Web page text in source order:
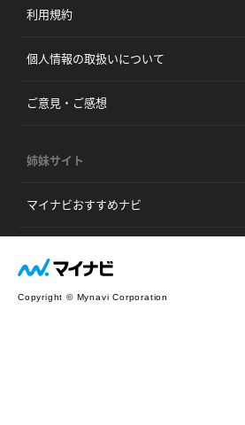
利用規約
個人情報の取扱いについて
ご意見・ご感想
姉妹サイト
マイナビおすすめナビ
Copyright © Mynavi Corporation